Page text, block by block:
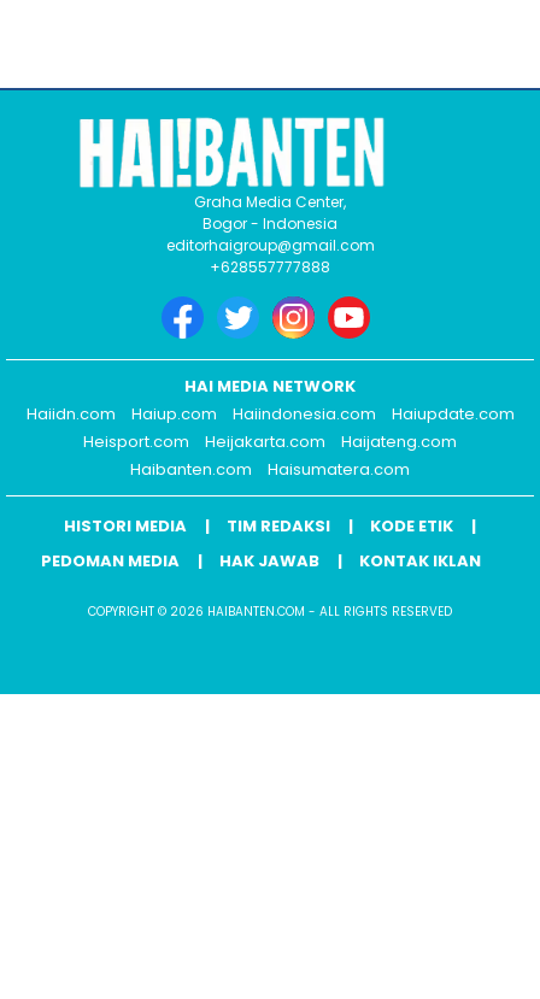
Graha Media Center,
Bogor - Indonesia
editorhaigroup@gmail.com
+628557777888
HAI MEDIA NETWORK
Haiidn.com
Haiup.com Haiindonesia.com
Haiupdate.com
Heisport.com
Heijakarta.com
Haijateng.com
Haibanten.com
Haisumatera.com
HISTORI MEDIA TIM REDAKSI
KODE ETIK
PEDOMAN MEDIA
HAK JAWAB KONTAK IKLAN
COPYRIGHT © 2026 HAIBANTEN.COM - ALL RIGHTS RESERVED